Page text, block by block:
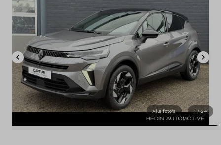
Voorraad nieuw
Occasions
Acties
Bedrijfswagens
Private lease Alle foto's 1 / 24